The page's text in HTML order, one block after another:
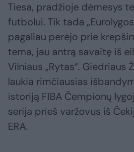
Tiesa, pradžioje dėmesys
futbolui. Tik tada
pagaliau perėjo prie
tema, jau antrą savaitę iš
Vilniaus „Rytas“. Giedriaus
laukia rimčiausias
istoriją FIBA Čempionų
serija prieš varžovus iš
ERA.